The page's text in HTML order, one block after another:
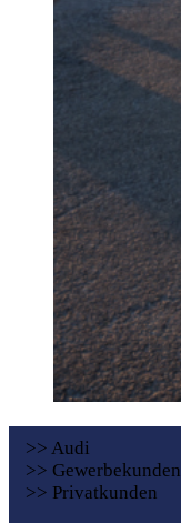
>> Audi
>> Gewerbekunden
>> Privatkunden